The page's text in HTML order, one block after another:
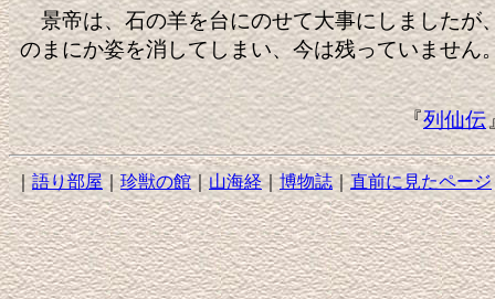
景帝は、石の羊を台にのせて大事にしましたが
のまにか姿を消してしまい、今は残っていません
『列仙伝
｜語り部屋｜珍獣の館｜山海経｜博物誌｜直前に見たページ